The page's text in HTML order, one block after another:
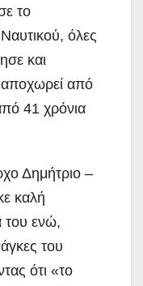
το
όλες
και
από
41 χρόνια
Δημήτριο –
καλή
του ενώ,
του
ότι «το